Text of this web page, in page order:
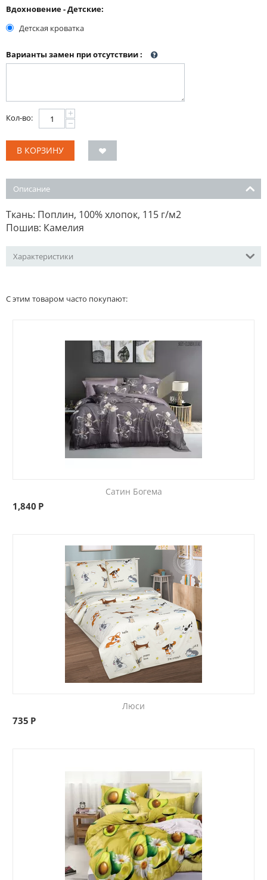
Вдохновение - Детские:
Детская кроватка
Варианты замен при отсутствии:
Кол-во: +
−
В КОРЗИНУ
Описание
Ткань: Поплин, 100% хлопок, 115 г/м2
Пошив: Камелия
Характеристики
С этим товаром часто покупают:
Сатин Богема
1,840 Р
Люси
735 Р